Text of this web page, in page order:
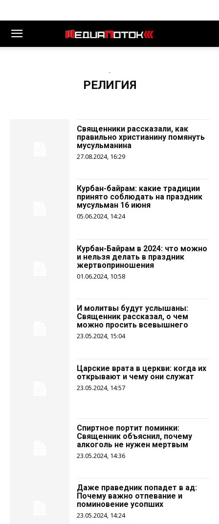
-
РЕЛИГИЯ
Священники рассказали, как
правильно христианину помянуть
мусульманина
27.08.2024, 16:29
Курбан-байрам: какие традиции
принято соблюдать на праздник
мусульман 16 июня
05.06.2024, 14:24
Курбан-Байрам в 2024: что можно
и нельзя делать в праздник
жертвоприношения
01.06.2024, 10:58
И молитвы будут услышаны:
Священник рассказал, о чем
можно просить всевышнего
23.05.2024, 15:04
Царские врата в церкви: когда их
открывают и чему они служат
23.05.2024, 14:57
Спиртное портит поминки:
Священник объяснил, почему
алкоголь не нужен мертвым
23.05.2024, 14:36
Даже праведник попадет в ад:
Почему важно отпевание и
поминовение усопших
23.05.2024, 14:24